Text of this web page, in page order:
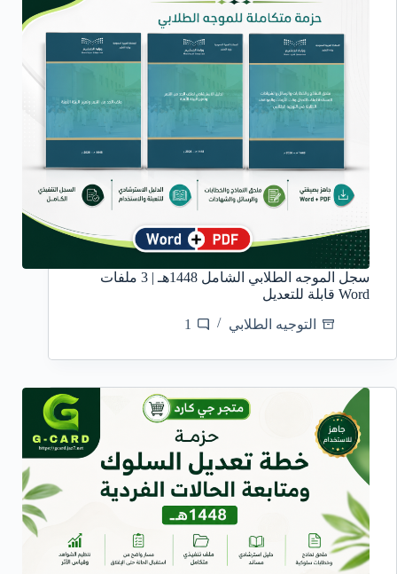
سجل الموجه الطلابي الشامل 1448هـ | 3 ملفات
Word قابلة للتعديل
التوجيه الطلابي
1